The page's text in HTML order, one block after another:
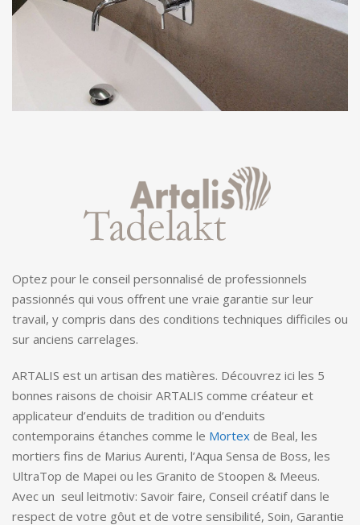
Optez pour le conseil personnalisé de professionnels
passionnés qui vous offrent une vraie garantie sur leur
travail, y compris dans des conditions techniques difficiles ou
sur anciens carrelages.
ARTALIS est un artisan des matières. Découvrez ici les 5
bonnes raisons de choisir ARTALIS comme créateur et
applicateur d’enduits de tradition ou d’enduits
contemporains étanches comme le Mortex de Beal, les
mortiers fins de Marius Aurenti, l’Aqua Sensa de Boss, les
UltraTop de Mapei ou les Granito de Stoopen & Meeus.
Avec un seul leitmotiv: Savoir faire, Conseil créatif dans le
respect de votre gôut et de votre sensibilité, Soin, Garantie